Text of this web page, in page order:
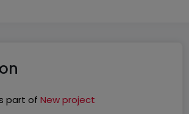
part of New project